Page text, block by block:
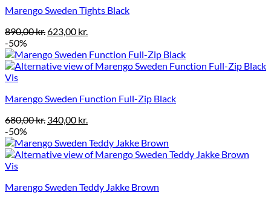
Marengo Sweden Tights Black
890,00kr.Den
pris
var:
623,00 kr.
pris
er:
-50%
Vis
Marengo Sweden Function Full-Zip Black
680,00kr. Den
pris
var:
340,00 kr.
pris
er:
-50%
Vis
Marengo Sweden Teddy Jakke Brown